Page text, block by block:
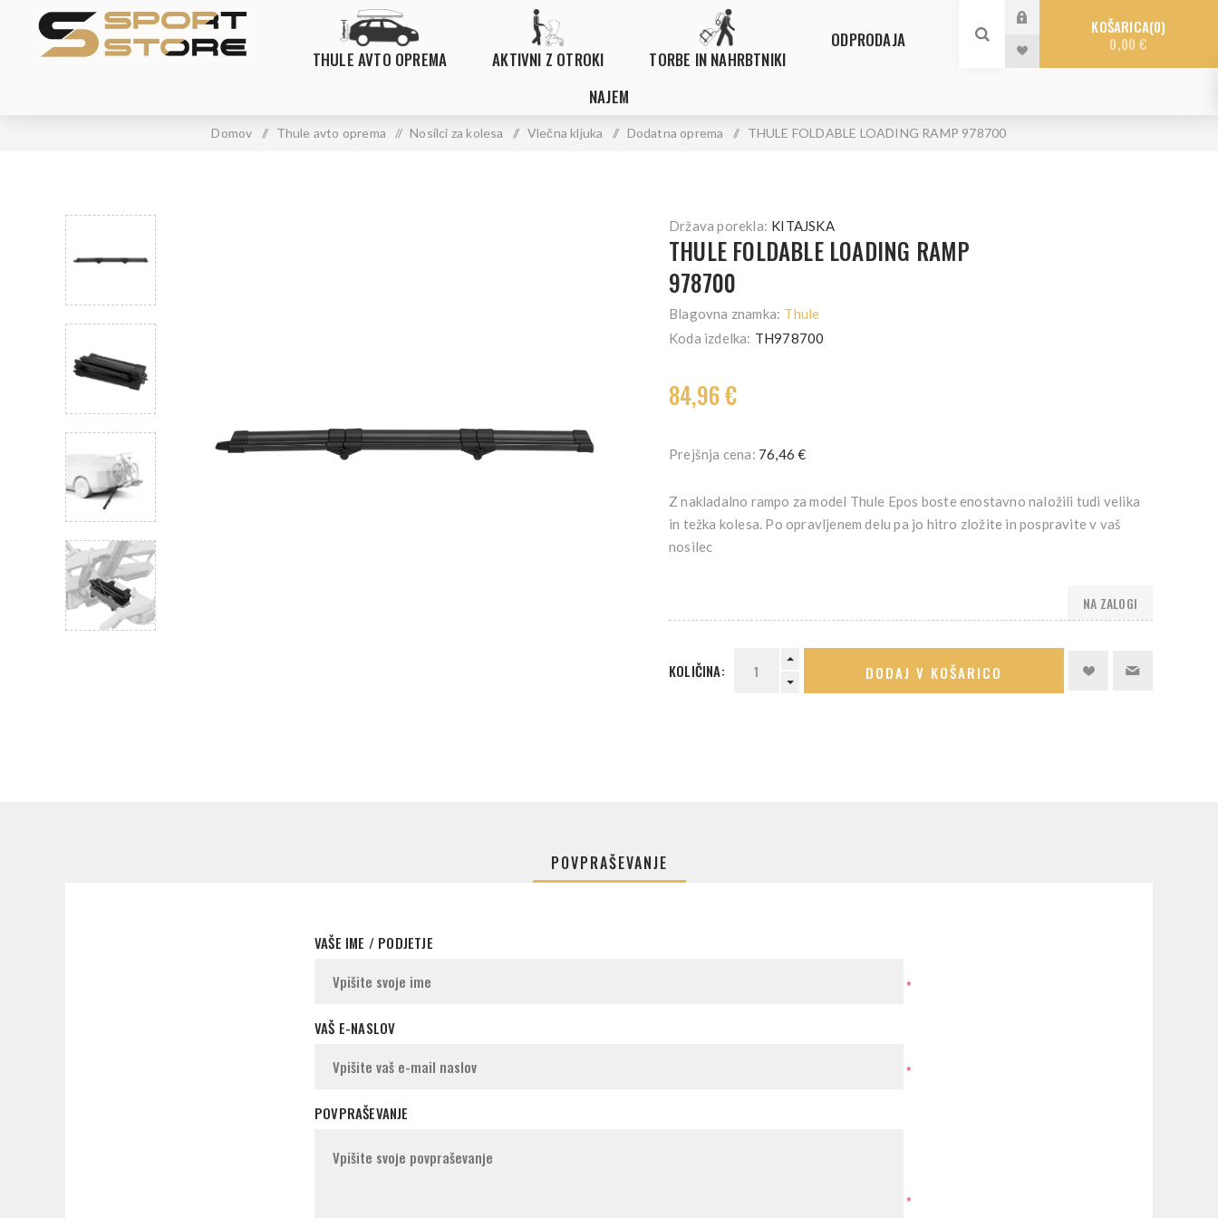
THULE AVTO OPREMA AKTIVNI Z OTROKI TORBE IN NAHRBTNIKI
ODPRODAJA
NAJEM
KOŠARICA 0
0,00 €
Domov / Thule avto oprema / Nosilci za kolesa / Vlečna kljuka / Dodatna oprema / THULE FOLDABLE LOADING RAMP 978700
Država porekla: KITAJSKA
THULE FOLDABLE LOADING RAMP
978700
Blagovna znamka: Thule
Koda izdelka: TH978700
84,96 €
Prejšnja cena: 76,46 €
Z nakladalno rampo za model Thule Epos boste enostavno naložili tudi velika
in težka kolesa. Po opravljenem delu pa jo hitro zložite in pospravite v vaš
nosilec
NA ZALOGI
KOLIČINA: DODAJ V KOŠARICO
POVPRAŠEVANJE
VAŠE IME / PODJETJE
*
VAŠ E-NASLOV
*
POVPRAŠEVANJE
*